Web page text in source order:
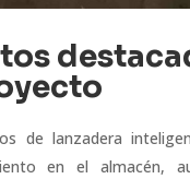
de lanzadera
en el almacén,